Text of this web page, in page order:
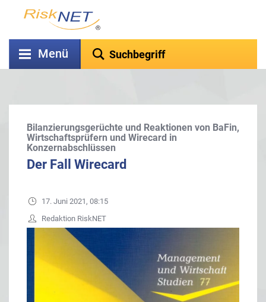
Menü
Bilanzierungsgerüchte und Reaktionen von BaFin,
Wirtschaftsprüfern und Wirecard in
Konzernabschlüssen
Der Fall Wirecard
17. Juni 2021, 08:15
Redaktion RiskNET